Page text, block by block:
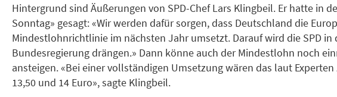
Hintergrund sind Äußerungen von SPD-Chef Lars Klingbeil. Er hatte in
Sonntag» gesagt: «Wir werden dafür sorgen, dass Deutschland die
Mindestlohnrichtlinie im nächsten Jahr umsetzt. Darauf wird die SPD in
Bundesregierung drängen.» Dann könne auch der Mindestlohn noch
ansteigen. «Bei einer vollständigen Umsetzung wären das laut
13,50 und 14 Euro», sagte Klingbeil.